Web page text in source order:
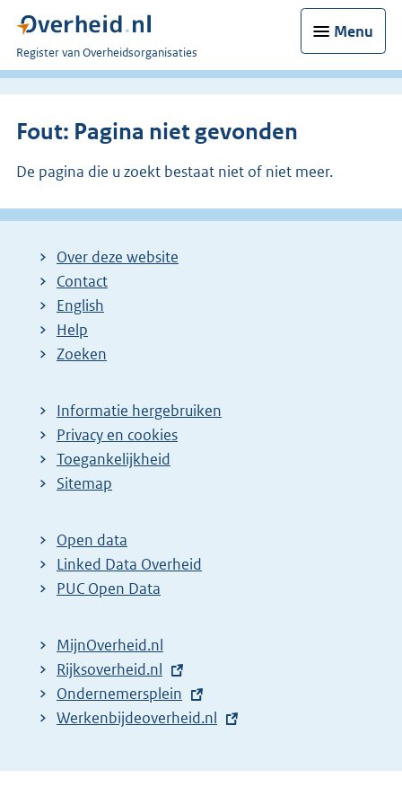
Menu
U
bent
Register van Overheidsorganisaties
Fout: Pagina niet gevonden
De pagina die u zoekt bestaat niet of niet meer.
Over deze website
Contact
English
Help
Zoeken
Informatie hergebruiken
Privacy en cookies
Toegankelijkheid
Sitemap
Open data
Linked Data Overheid
PUC Open Data
MijnOverheid.nl
E
x
t
r
Rijksoverheid.nl
E
x
e
Ondernemersplein
E
t
Werkenbijdeoverheid.nl